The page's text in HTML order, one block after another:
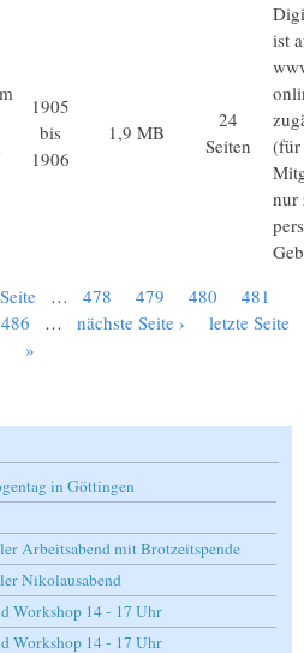
1905
bis
1906
1,9 MB
24
Seiten
ist
(für
nur
… 478 479 480 481
486 … nächste Seite ›
letzte Seite
»
in Göttingen
Arbeitsabend mit Brotzeitspende
Nikolausabend
Workshop 14 - 17 Uhr
Workshop 14 - 17 Uhr